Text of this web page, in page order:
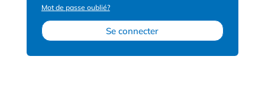
Mot de passe oublié?
Se connecter